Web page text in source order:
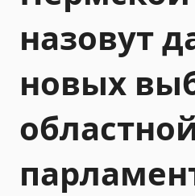
назовут
новых